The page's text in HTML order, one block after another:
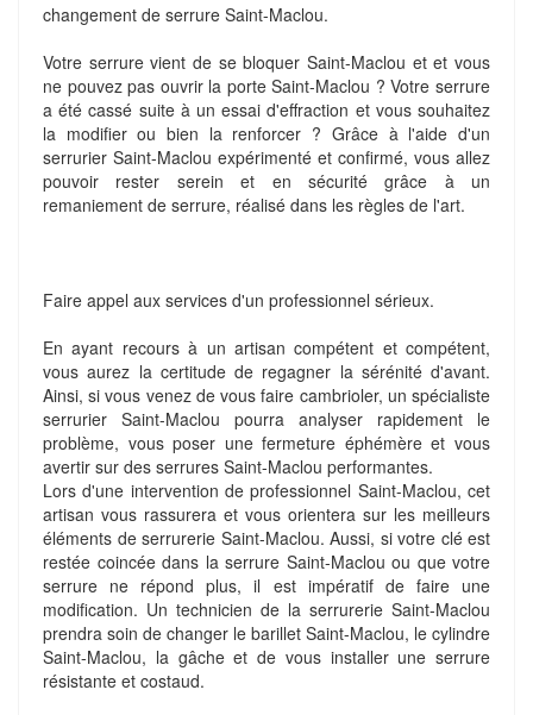
changement de serrure Saint-Maclou.
Votre serrure vient de se bloquer Saint-Maclou et et vous
ne pouvez pas ouvrir la porte Saint-Maclou ? Votre serrure
a été cassé suite à un essai d'effraction et vous souhaitez
la modifier ou bien la renforcer ? Grâce à l'aide d'un
serrurier Saint-Maclou expérimenté et confirmé, vous allez
pouvoir rester serein et en sécurité grâce à un
remaniement de serrure, réalisé dans les règles de l'art.
Faire appel aux services d'un professionnel sérieux.
En ayant recours à un artisan compétent et compétent,
vous aurez la certitude de regagner la sérénité d'avant.
Ainsi, si vous venez de vous faire cambrioler, un spécialiste
serrurier Saint-Maclou pourra analyser rapidement le
problème, vous poser une fermeture éphémère et vous
avertir sur des serrures Saint-Maclou performantes.
Lors d'une intervention de professionnel Saint-Maclou, cet
artisan vous rassurera et vous orientera sur les meilleurs
éléments de serrurerie Saint-Maclou. Aussi, si votre clé est
restée coincée dans la serrure Saint-Maclou ou que votre
serrure ne répond plus, il est impératif de faire une
modification. Un technicien de la serrurerie Saint-Maclou
prendra soin de changer le barillet Saint-Maclou, le cylindre
Saint-Maclou, la gâche et de vous installer une serrure
résistante et costaud.